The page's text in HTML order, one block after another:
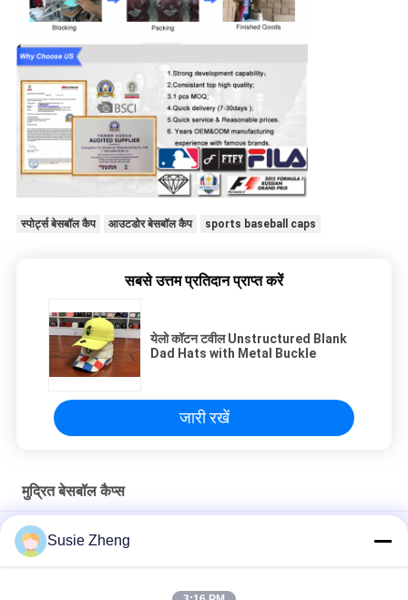
स्पोर्ट्स बेसबॉल कैप आउटडोर बेसबॉल कैप sports baseball caps
सबसे उत्तम प्रतिदान प्राप्त करें
येलो कॉटन टवील Unstructured Blank
Dad Hats with Metal Buckle
जारी रखें
मुद्रित बेसबॉल कैप्स
2019 क्रिसमस अजीब डिजाइन महिलाओं के लिए बेसबॉल कैप्स लोगो धातु बकसुआ
मुद्रितSusie Zheng